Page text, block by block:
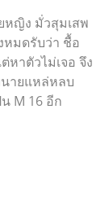
หญิง มั่วสุมเสพ
มดรับว่า ชื้อ
หาตัวไม่เจอ จึง
ายแหล่หลบ
M 16 อีก